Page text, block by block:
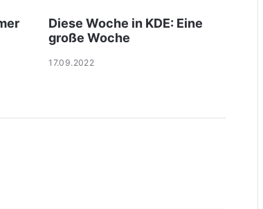
Diese Woche in KDE: Eine
große Woche
17.09.2022